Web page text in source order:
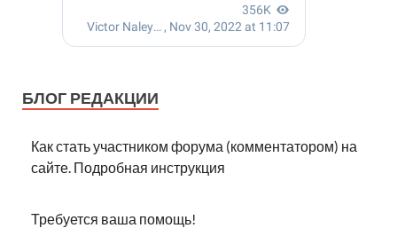
БЛОГ РЕДАКЦИИ
Как стать участником форума (комментатором) на
сайте. Подробная инструкция
Требуется ваша помощь!